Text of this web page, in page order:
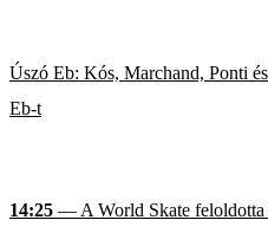
Úszó Eb: Kós, Marchand, Ponti
Eb-t
14:25 — A World Skate feloldotta